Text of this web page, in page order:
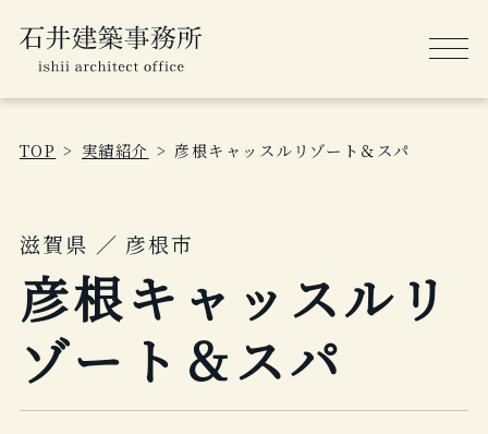
TOP 実績紹介 彦根キャッスルリゾート＆スパ
滋賀県 ／ 彦根市
彦根キャッスルリ
ゾート＆スパ